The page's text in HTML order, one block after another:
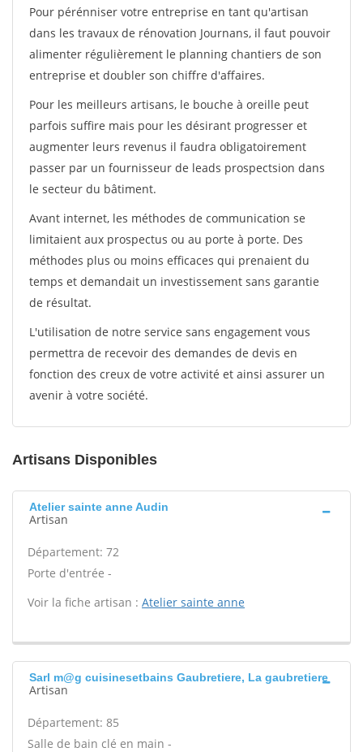
Pour pérénniser votre entreprise en tant qu'artisan
dans les travaux de rénovation Journans, il faut pouvoir
alimenter régulièrement le planning chantiers de son
entreprise et doubler son chiffre d'affaires.
Pour les meilleurs artisans, le bouche à oreille peut
parfois suffire mais pour les désirant progresser et
augmenter leurs revenus il faudra obligatoirement
passer par un fournisseur de leads prospectsion dans
le secteur du bâtiment.
Avant internet, les méthodes de communication se
limitaient aux prospectus ou au porte à porte. Des
méthodes plus ou moins efficaces qui prenaient du
temps et demandait un investissement sans garantie
de résultat.
L'utilisation de notre service sans engagement vous
permettra de recevoir des demandes de devis en
fonction des creux de votre activité et ainsi assurer un
avenir à votre société.
Artisans Disponibles
Atelier sainte anne Audin
Artisan
Département: 72
Porte d'entrée -
Voir la fiche artisan : Atelier sainte anne
Sarl m@g cuisinesetbains Gaubretiere, La gaubretiere
Artisan
Département: 85
Salle de bain clé en main -